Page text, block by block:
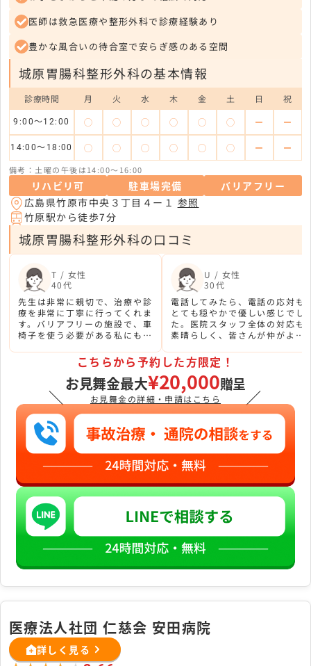
医師は救急医療や整形外科で診療経験あり
豊かな風合いの待合室で安らぎ感のある空間
城原胃腸科整形外科の基本情報
診療時間 月 火 水 木 金 土 日 祝
9:00〜12:00 ◯ ◯ ◯ ◯ ◯ ◯ ー ー
14:00〜18:00 ◯ ◯ ◯ ◯ ◯ ◯ ー ー
備考：土曜の午後は14:00〜16:00
リハビリ可 駐車場完備
バリアフリー
広島県竹原市中央３丁目４ー１ 参照
竹原駅から徒歩7分
城原胃腸科整形外科の口コミ
T / 女性
40代
先生は非常に親切で、治療や診
療を非常に丁寧に行ってくれま
す。バリアフリーの施設で、車
椅子を使う必要がある私にも移
りがたかったです。
U / 女性
30代
電話してみたら、電話の応対も
とても穏やかで優しい感じでし
た。医院スタッフ全体の対応も
素晴らしく、皆さんが仲がよく
＼
こちらから予約した方限定！
お見舞金最大¥20,000贈呈
お見舞金の詳細・申請はこちら ／
医療法人社団 仁慈会 安田病院
詳しく見る